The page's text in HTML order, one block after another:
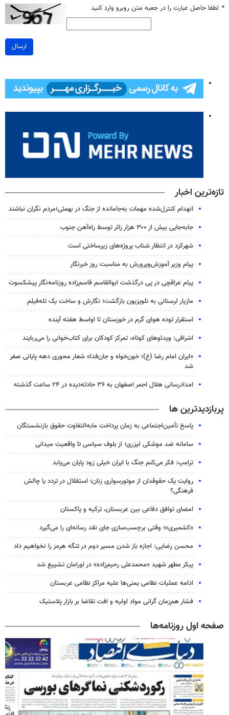
* لطفا حاصل عبارت را در جعبه متن روبرو وارد کنید
ارسال
تازه‌ترین اخبار
انهدام کنترل‌شده مهمات به‌جامانده از جنگ در بهمئی؛مردم نگران نباشند
جابه‌جایی بیش از ۳۰۰ هزار زائر توسط راه‌آهن جنوب
شهرکرد در انتظار شتاب پروژه‌های زیرساختی است
پیام وزیر آموزش‌وپرورش به مناسبت روز خبرنگار
پیام عراقچی در پی درگذشت ابوالقاسم قاسم‌زاده روزنامه‌نگار پیشکسوت
مازیار لرستانی به تلویزیون بازگشت؛ نگارش و ساخت یک تله‌فیلم
استقرار توده هوای گرم در خوزستان تا اواسط هفته آینده
اشرافی: ویدئوهای کوتاه، تمرکز کودکان برای کتاب‌خوانی را می‌ربایند
«ایران امام رضا (ع)؛ خون‌خواه و جان‌فدا» شعار محوری دهه پایانی صفر
شد
امدادرسانی هلال احمر اصفهان به ۳۶ حادثه‌دیده در ۲۴ ساعت گذشته
پربازدیدترین ها
پاسخ تأمین‌اجتماعی به زمان پرداخت مابه‌التفاوت حقوق بازنشستگان
سامانه ضد موشکی لیزری؛ از بلوف سیاسی تا واقعیت میدانی
ترامپ: فکر می‌کنم جنگ با ایران خیلی زود پایان می‌یابد
روایت یک حقوقدان از موتورسواری زنان؛ استقلال در تردد یا چالش
فرهنگی؟
امضای توافق دفاعی بین عربستان، ترکیه و پاکستان
«کشمیری»؛ وقتی برچسب‌سازی جای نقد رسانه‌ای را می‌گیرد
محسن رضایی: اجازه باز شدن مسیر دوم در تنگه هرمز را نخواهیم داد
پیکر مطهر شهید «محمدعلی رحیم‌زاده» در اورامان تشییع شد
ادامه عملیات نظامی یمنی‌ها علیه مراکز نظامی عربستان
فشار هم‌زمان گرانی مواد اولیه و افت تقاضا بر بازار پلاستیک
صفحه اول روزنامه‌ها